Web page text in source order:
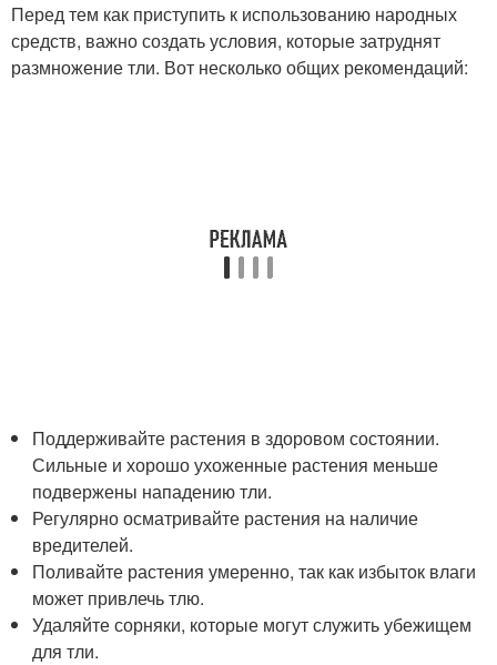
Перед тем как приступить к использованию народных
средств, важно создать условия, которые затруднят
размножение тли. Вот несколько общих рекомендаций:
Поддерживайте растения в здоровом состоянии.
Сильные и хорошо ухоженные растения меньше
подвержены нападению тли.
Регулярно осматривайте растения на наличие
вредителей.
Поливайте растения умеренно, так как избыток влаги
может привлечь тлю.
Удаляйте сорняки, которые могут служить убежищем
для тли.